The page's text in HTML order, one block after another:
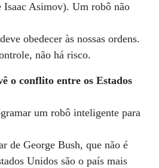
Isaac Asimov). Um robô não
obedecer às nossas ordens.
não há risco.
o conflito entre os Estados
um robô inteligente para
de George Bush, que não é
Unidos são o país mais